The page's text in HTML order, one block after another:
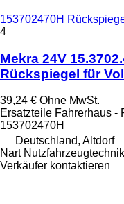
153702470H
4
Mekra 24V
Rückspiegel für
39,24 € Ohne MwSt.
Ersatzteile Fahrerhaus -
153702470H
Deutschland, Altdorf
Nart Nutzfahrzeugtechnik
Verkäufer kontaktieren